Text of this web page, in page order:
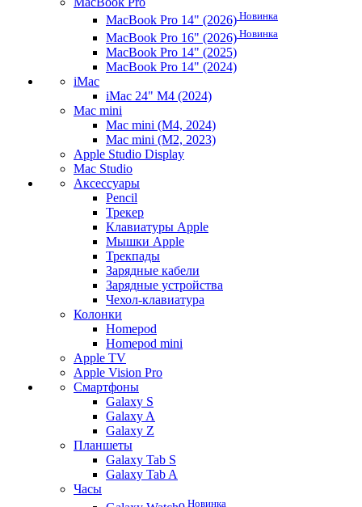
MacBook Pro 14" (2026) Новинка
MacBook Pro 16" (2026) Новинка
MacBook Pro 14" (2025)
MacBook Pro 14" (2024)
iMac
iMac 24" M4 (2024)
Mac mini
Mac mini (M4, 2024)
Mac mini (M2, 2023)
Apple Studio Display
Mac Studio
Аксессуары
Pencil
Трекер
Клавиатуры Apple
Мышки Apple
Трекпады
Зарядные кабели
Зарядные устройства
Чехол-клавиатура
Колонки
Homepod
Homepod mini
Apple TV
Apple Vision Pro
Смартфоны
Galaxy S
Galaxy A
Galaxy Z
Планшеты
Galaxy Tab S
Galaxy Tab A
Часы
Новинка